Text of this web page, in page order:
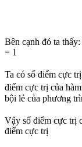
Bên cạnh đó ta
= 1
Ta có số điểm cực
điểm cực trị của
bội lẻ của phương
Vậy số điểm cực trị
điểm cực trị